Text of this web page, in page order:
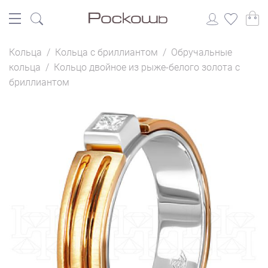
Кольца / Кольца с бриллиантом / Обручальные
кольца / Кольцо двойное из рыже-белого золота с
бриллиантом